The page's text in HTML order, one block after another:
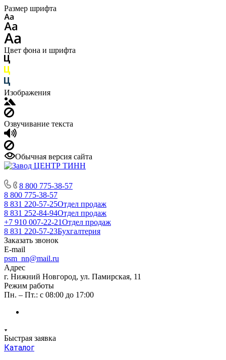
Размер шрифта
Цвет фона и шрифта
Изображения
Озвучивание текста
Обычная версия сайта
8 800 775-38-57
8 800 775-38-57
8 831 220-57-25Отдел продаж
8 831 252-84-94Отдел продаж
+7 910 007-22-21Отдел продаж
8 831 220-57-23Бухгалтерия
Заказать звонок
E-mail
psm_nn@mail.ru
Адрес
г. Нижний Новгород, ул. Памирская, 11
Режим работы
Пн. – Пт.: с 08:00 до 17:00
Быстрая заявка
Каталог